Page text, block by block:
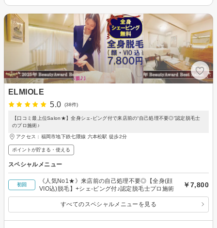
ELMIOLE
5.0
(38件)
【口コミ最上位Salon★】全身シェ-ビング付で来店前の“自己処理不要◎”認定脱毛士
のプロ施術♪
アクセス：福岡市地下鉄七隈線 六本松駅 徒歩2分
ポイントが貯まる・使える
スペシャルメニュー
初回
《人気No1★》来店前の自己処理不要◎【全身(顔
VIO込)脱毛】+シェ-ビング付♪認定脱毛士プロ施術
￥7,800
すべてのスペシャルメニューを見る